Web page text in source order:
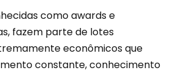
como awards e
fazem parte de lotes
econômicos que
constante, conhecimento